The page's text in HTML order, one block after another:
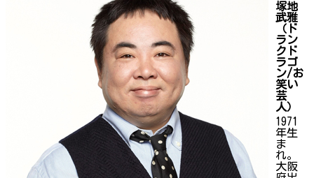
塚地
武雅
（ド
ラン
クド
ラゴ
ン/お
笑い
芸
人）
1971
年生
ま
れ。
大阪